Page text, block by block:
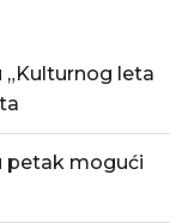
„Kulturnog leta
petak mogući